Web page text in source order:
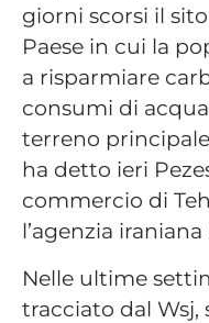
giorni scorsi il
Paese in cui la
a risparmiare
consumi di
terreno principale
ha detto ieri
commercio di
l’agenzia iraniana
Nelle ultime
tracciato dal Wsj,